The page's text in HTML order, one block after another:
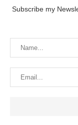
Subscribe my